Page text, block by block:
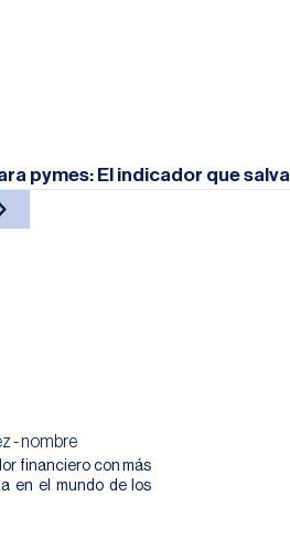
pymes: El indicador que
financiero con más
en el mundo de los